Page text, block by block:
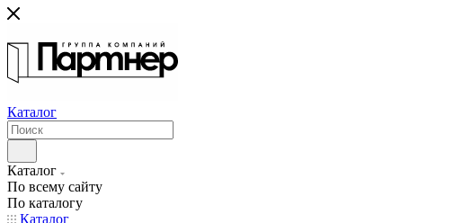
Каталог
Каталог
По всему сайту
По каталогу
Каталог